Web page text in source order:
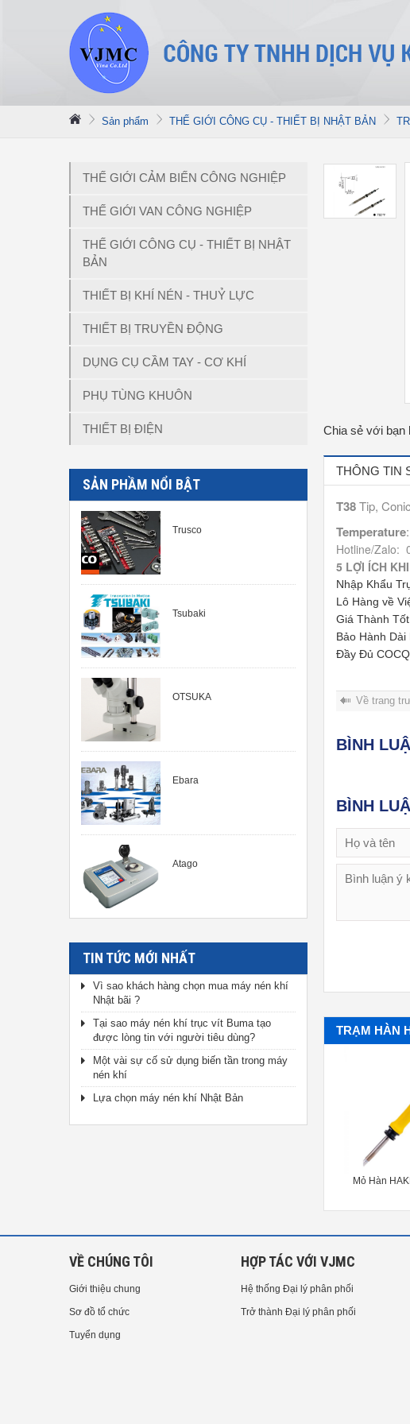
Sản phẩm THẾ GIỚI CÔNG CỤ - THIẾT BỊ NHẬT BẢN
THẾ GIỚI CẢM BIẾN CÔNG NGHIỆP
THẾ GIỚI VAN CÔNG NGHIỆP
THẾ GIỚI CÔNG CỤ - THIẾT BỊ NHẬT
BẢN
THIẾT BỊ KHÍ NÉN - THUỶ LỰC
THIẾT BỊ TRUYỀN ĐỘNG
DỤNG CỤ CẦM TAY - CƠ KHÍ
PHỤ TÙNG KHUÔN
THIẾT BỊ ĐIỆN
SẢN PHẦM NỔI BẬT
Trusco
Tsubaki
OTSUKA
Ebara
Atago
TIN TỨC MỚI NHẤT
Vì sao khách hàng chọn mua máy nén khí
Nhật bãi ?
Tại sao máy nén khí trục vít Buma tạo
được lòng tin với người tiêu dùng?
Một vài sự cố sử dụng biến tần trong máy
nén khí
Lựa chọn máy nén khí Nhật Bản
Chia sẻ với bạn
THÔNG TIN
T38Tip,
Temperature
Hotline/Zalo:
5 LỢI ÍCH
Nhập Khẩu
Lô Hàng về
Giá Thành
Bảo Hành Dài
Đầy Đủ COCQ
Về trang
BÌNH
BÌNH
TRẠM HÀN
Mỏ Hàn
VỀ CHÚNG TÔI
Giới thiệu chung
Sơ đồ tổ chức
Tuyển dụng
HỢP TÁC VỚI VJMC
Hệ thống Đại lý phân phối
Trở thành Đại lý phân phối